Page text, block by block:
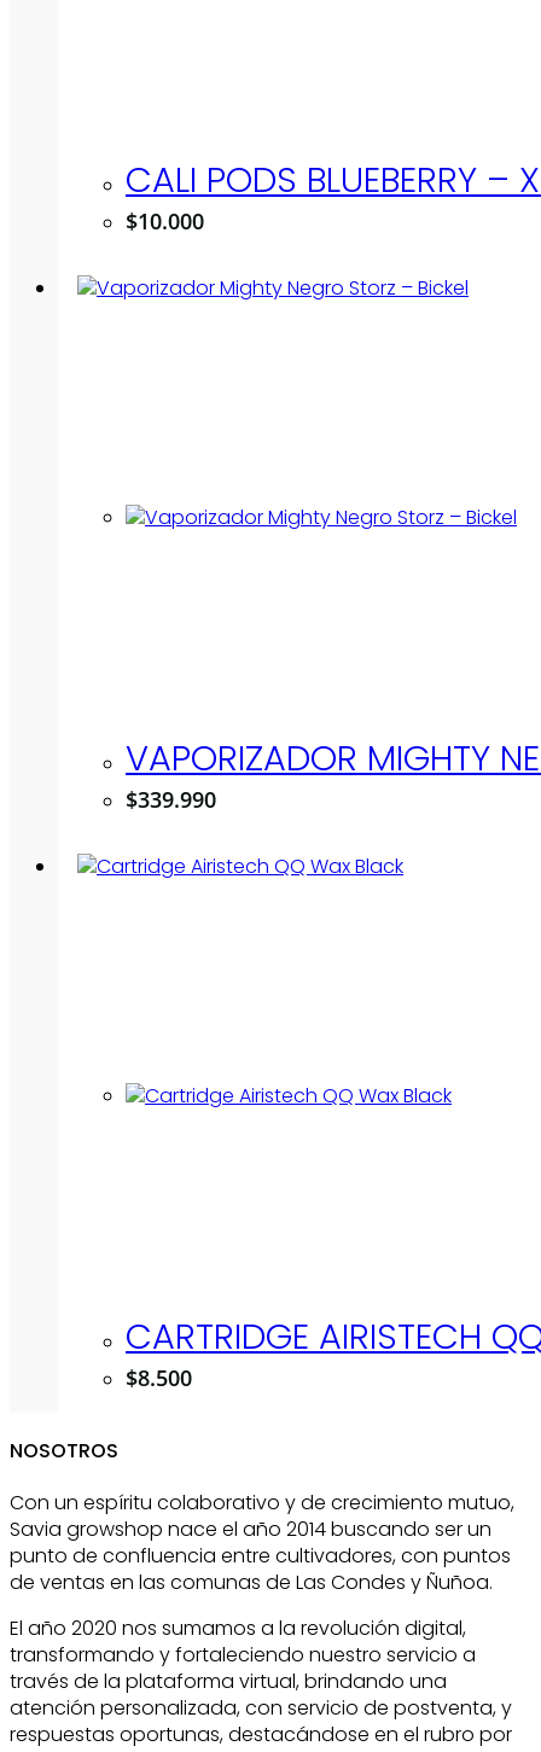
CALI PODS BLUEBERRY –
$10.000
VAPORIZADOR MIGHTY
$339.990
CARTRIDGE AIRISTECH
$8.500
NOSOTROS
Con un espíritu colaborativo y de crecimiento mutuo,
Savia growshop nace el año 2014 buscando ser un
punto de confluencia entre cultivadores, con puntos
de ventas en las comunas de Las Condes y Ñuñoa.
El año 2020 nos sumamos a la revolución digital,
transformando y fortaleciendo nuestro servicio a
través de la plataforma virtual, brindando una
atención personalizada, con servicio de postventa, y
respuestas oportunas, destacándose en el rubro por